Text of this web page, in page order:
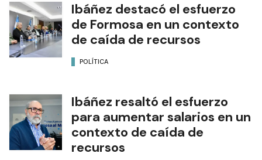
Ibáñez destacó el esfuerzo
de Formosa en un contexto
de caída de recursos
POLÍTICA
Ibáñez resaltó el esfuerzo
para aumentar salarios en un
contexto de caída de
recursos